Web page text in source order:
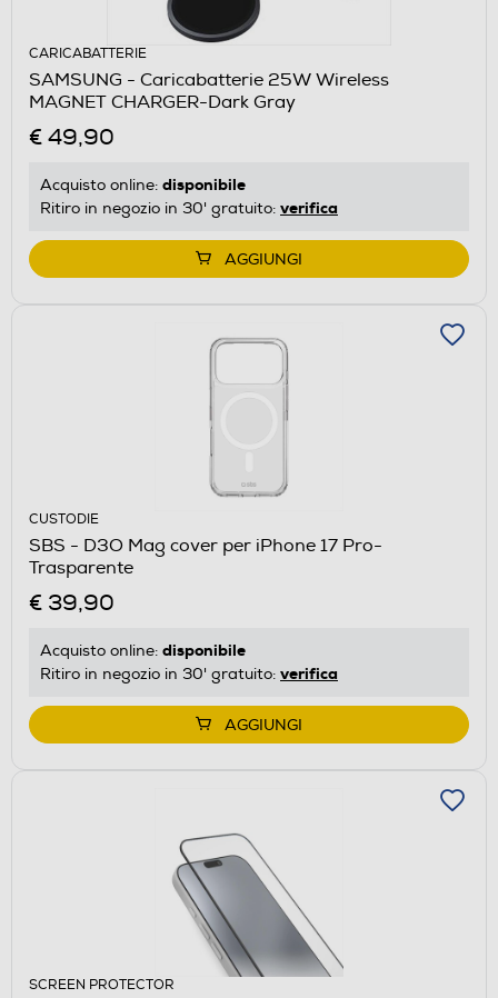
CARICABATTERIE
SAMSUNG - Caricabatterie 25W Wireless
MAGNET CHARGER-Dark Gray
€ 49,90
Acquisto online: disponibile
Ritiro in negozio in 30' gratuito: verifica
AGGIUNGI
CUSTODIE
SBS - D3O Mag cover per iPhone 17 Pro-
Trasparente
€ 39,90
Acquisto online: disponibile
Ritiro in negozio in 30' gratuito: verifica
AGGIUNGI
SCREEN PROTECTOR